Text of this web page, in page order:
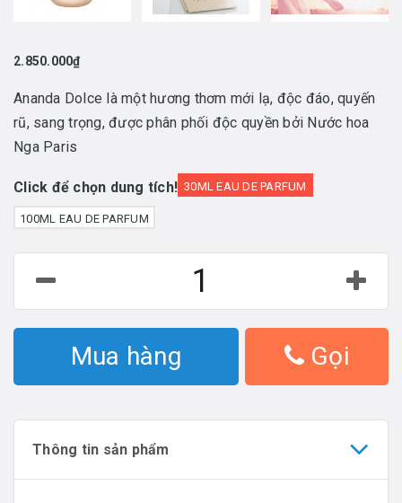
2.850.000₫
Ananda Dolce là một hương thơm mới lạ, độc đáo, quyến
rũ, sang trọng, được phân phối độc quyền bởi Nước hoa
Nga Paris
Click để chọn dung tích! 30ML EAU DE PARFUM
100ML EAU DE PARFUM
Mua hàng Gọi
Thông tin sản phẩm